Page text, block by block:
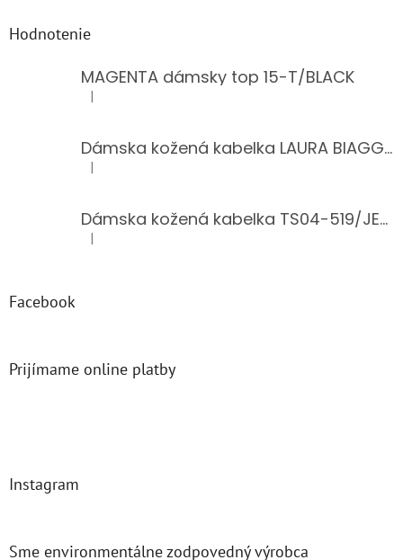
Hodnotenie
MAGENTA dámsky top 15-T/BLACK
Hodnotenie produktu je 5 z 5 hviezdičiek.
|
Dámska kožená kabelka LAURA BIAGGI 944-PINK
Hodnotenie produktu je 5 z 5 hviezdičiek.
|
Dámska kožená kabelka TS04-519/JEANS BLUE
Hodnotenie produktu je 5 z 5 hviezdičiek.
|
Facebook
Prijímame online platby
Instagram
Sme environmentálne zodpovedný výrobca